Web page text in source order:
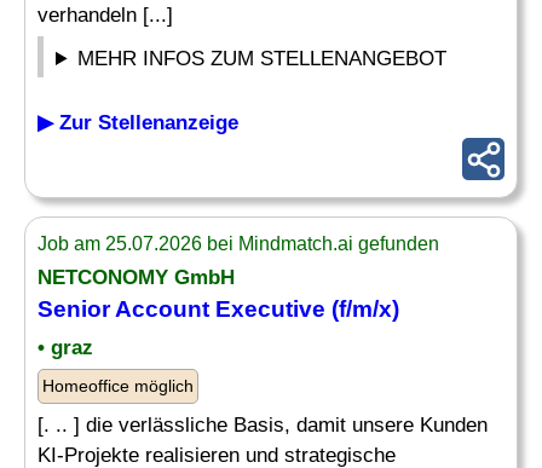
verhandeln [...]
MEHR INFOS ZUM STELLENANGEBOT
▶ Zur Stellenanzeige
Job am 25.07.2026 bei Mindmatch.ai gefunden
NETCONOMY GmbH
Senior Account Executive (f/m/x)
• graz
Homeoffice möglich
[. .. ] die verlässliche Basis, damit unsere Kunden
KI-Projekte realisieren und strategische